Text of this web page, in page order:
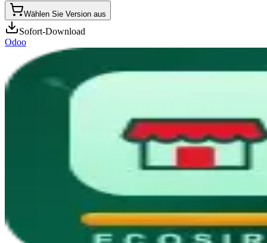
Wählen Sie Version aus
Sofort-Download
Odoo